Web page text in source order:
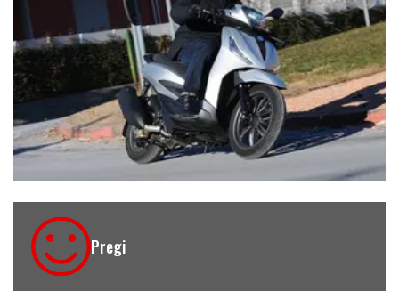
€ 5.590
Pregi